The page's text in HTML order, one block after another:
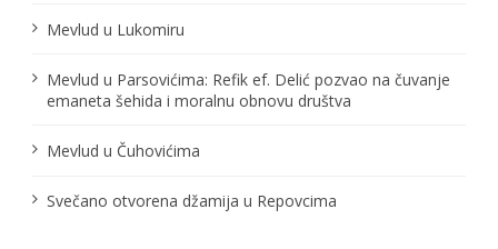
l
n
a
Mevlud u Lukomiru
Mevlud u Parsovićima: Refik ef. Delić pozvao na čuvanje
emaneta šehida i moralnu obnovu društva
Mevlud u Čuhovićima
Svečano otvorena džamija u Repovcima